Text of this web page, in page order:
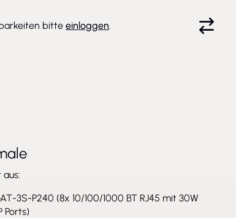
bitte einloggen.
3S-P240 (8x 10/100/1000 BT RJ45 mit 30W
Ports)